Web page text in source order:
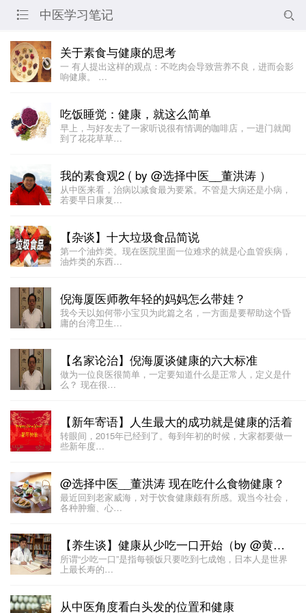
 中医学习笔记 
关于素食与健康的思考
一 有人提出这样的观点：不吃肉会导致营养不良，进而会影
响健康。 …
吃饭睡觉：健康，就这么简单
早上，与好友去了一家听说很有情调的咖啡店，一进门就闻
到了花花草草…
我的素食观2 ( by @选择中医__董洪涛 ）
从中医来看，治病以减食最为要紧。不管是大病还是小病，
若要早日康复…
【杂谈】十大垃圾食品简说
第一个油炸类。现在医院里面一位难求的就是心血管疾病，
油炸类的东西…
倪海厦医师教年轻的妈妈怎么带娃？
我今天以如何带小宝贝为此篇之名，一方面是要帮助这个昏
庸的台湾卫生…
【名家论治】倪海厦谈健康的六大标准
做为一位良医很简单，一定要知道什么是正常人，定义是什
么？ 现在很…
【新年寄语】人生最大的成功就是健康的活着
转眼间，2015年已经到了。每到年初的时候，大家都要做一
些新年度…
@选择中医__董洪涛 现在吃什么食物健康？
最近回到老家威海，对于饮食健康颇有所感。观当今社会，
各种肿瘤、心…
【养生谈】健康从少吃一口开始（by @黄帝内经觉悟 ）
所谓“少吃一口”是指每顿饭只要吃到七成饱，日本人是世界
上最长寿的…
从中医角度看白头发的位置和健康